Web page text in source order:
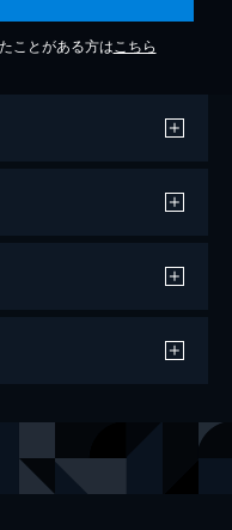
ことがある方は こちら
カサンドラ・ノード